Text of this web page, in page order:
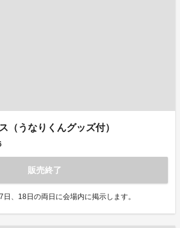
（うなりくんグッズ付）
販売終了
、18日の両日に会場内に掲示します。